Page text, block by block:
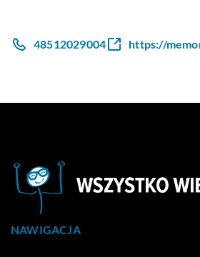
48512029004 https://
NAWIGACJA